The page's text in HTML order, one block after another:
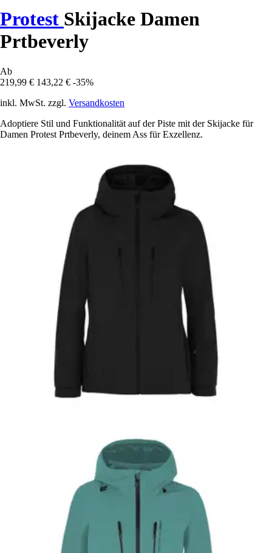
Protest Skijacke Damen
Prtbeverly
Ab
219,99 € 143,22 € -35%
inkl. MwSt. zzgl. Versandkosten
Adoptiere Stil und Funktionalität auf der Piste mit der Skijacke für
Damen Protest Prtbeverly, deinem Ass für Exzellenz.